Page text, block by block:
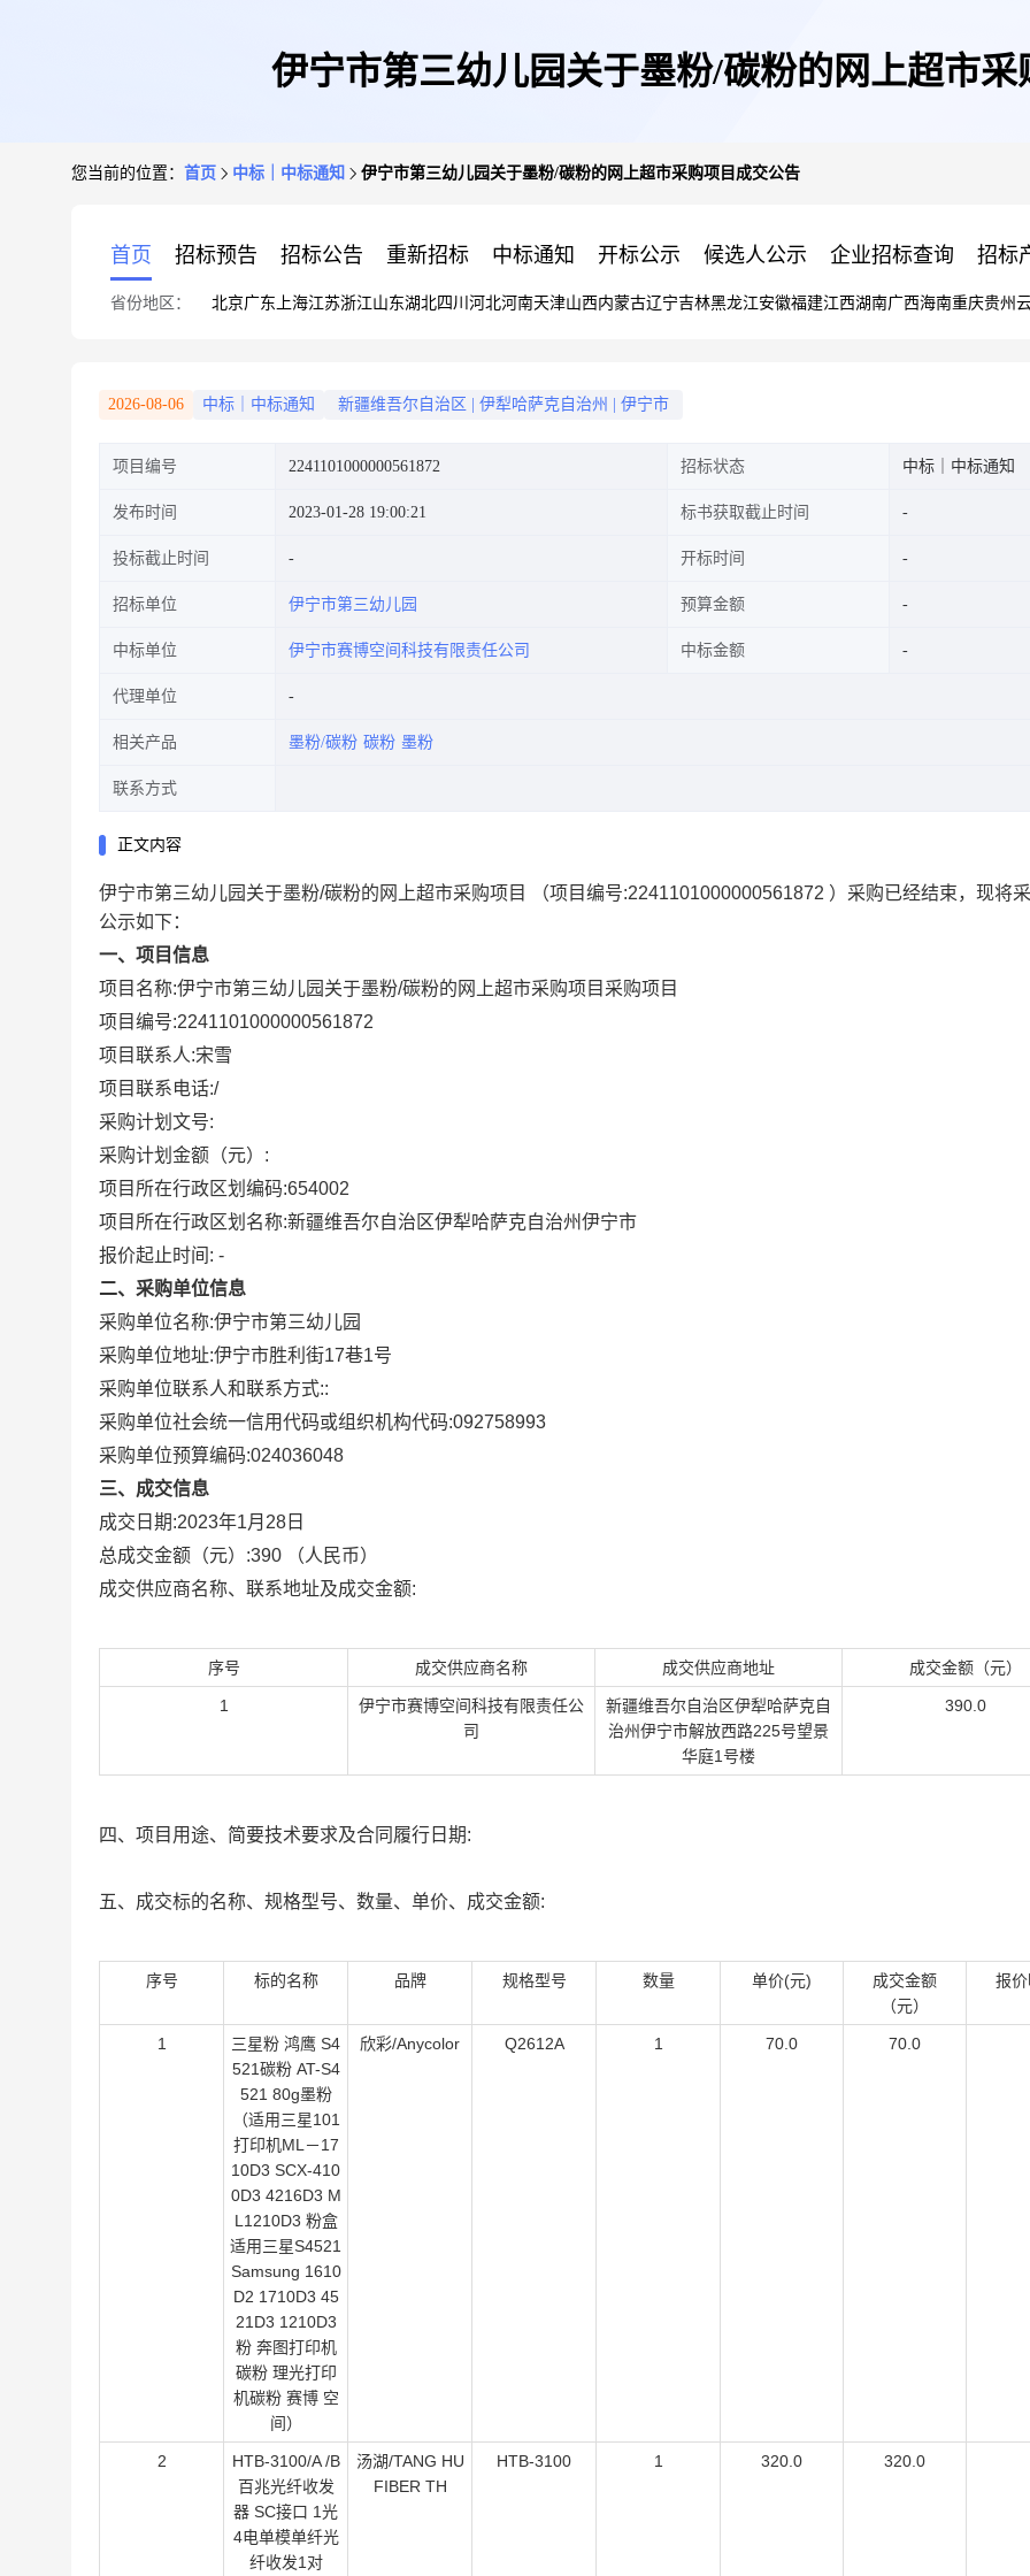
伊宁市第三幼儿园关于墨粉/碳粉的网上超市
您当前的位置： 首页 中标｜中标通知 伊宁市第三幼儿园关于墨粉/碳粉的网上超市采购项目成交公告
首页 招标预告 招标公告 重新招标 中标通知 开标公示 候选人公示 企业招标查询 招标
省份地区： 北京广东 上海江苏浙江山东湖北四川 河北河南天津山西内蒙古辽宁吉林黑龙江安徽福建江西湖南广西海南重庆贵州
2026-08-06 中标｜中标通知 新疆维吾尔自治区 伊犁哈萨克自治州 伊宁市
项目编号 2241101000000561872 招标状态 中标｜中标通知
发布时间 2023-01-28 19:00:21 标书获取截止时间
投标截止时间 开标时间
招标单位 伊宁市第三幼儿园 预算金额
中标单位 伊宁市赛博空间科技有限责任公司 中标金额
代理单位
相关产品 墨粉/碳粉 碳粉 墨粉
联系方式
正文内容
伊宁市第三幼儿园关于墨粉/碳粉的网上超市采购项目 （项目编号:2241101000000561872 ）采购已经结束，现将
公示如下：
一、项目信息
项目名称:伊宁市第三幼儿园关于墨粉/碳粉的网上超市采购项目 采购项目
项目编号:2241101000000561872
项目联系人:宋雪
项目联系电话:/
采购计划文号:
采购计划金额（元）:
项目所在行政区划编码:654002
项目所在行政区划名称:新疆维吾尔自治区伊犁哈萨克自治州伊宁市
报价起止时间: -
二、采购单位信息
采购单位名称:伊宁市第三幼儿园
采购单位地址:伊宁市胜利街17巷1号
采购单位联系人和联系方式::
采购单位社会统一信用代码或组织机构代码:092758993
采购单位预算编码:024036048
三、成交信息
成交日期:2023年1月28日
总成交金额（元）:390 （人民币）
成交供应商名称、联系地址及成交金额:
序号 成交供应商名称 成交供应商地址 成交金额（元）
1
伊宁市赛博空间科技有限责任公
司
新疆维吾尔自治区伊犁哈萨克自
治州伊宁市解放西路225号望景
华庭1号楼
390.0
四、项目用途、简要技术要求及合同履行日期:
五、成交标的名称、规格型号、数量、单价、成交金额:
序号 标的名称 品牌 规格型号 数量 单价(元)
成交金额
（元）
报
1
三星粉 鸿鹰 S4
521碳粉 AT-S4
521 80g墨粉
（适用三星101
打印机ML－17
10D3 SCX-410
0D3 4216D3 M
L1210D3 粉盒
适用三星S4521
Samsung 1610
D2 1710D3 45
21D3 1210D3
粉 奔图打印机
碳粉 理光打印
机碳粉 赛博 空
间）
欣彩/Anycolor Q2612A 1 70.0 70.0
2
HTB-3100/A /B
百兆光纤收发
器 SC接口 1光
4电单模单纤光
纤收发1对
汤湖/TANG HU
FIBER TH
HTB-3100 1 320.0 320.0